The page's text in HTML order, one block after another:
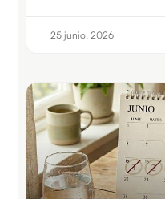
25 junio, 2026